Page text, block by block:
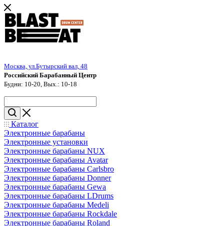
Москва, ул.Бутырский вал, 48
Российский Барабанный Центр
Будни: 10-20, Вых.: 10-18
Каталог
Электронные барабаны
Электронные установки
Электронные барабаны NUX
Электронные барабаны Avatar
Электронные барабаны Carlsbro
Электронные барабаны Donner
Электронные барабаны Gewa
Электронные барабаны LDrums
Электронные барабаны Medeli
Электронные барабаны Rockdale
Электронные барабаны Roland